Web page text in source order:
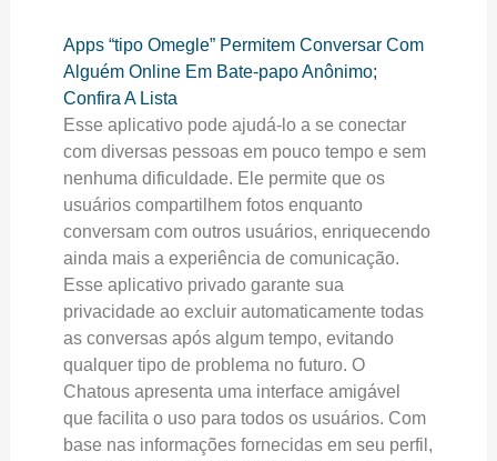
Apps “tipo Omegle” Permitem Conversar Com
Alguém Online Em Bate-papo Anônimo;
Confira A Lista
Esse aplicativo pode ajudá-lo a se conectar
com diversas pessoas em pouco tempo e sem
nenhuma dificuldade. Ele permite que os
usuários compartilhem fotos enquanto
conversam com outros usuários, enriquecendo
ainda mais a experiência de comunicação.
Esse aplicativo privado garante sua
privacidade ao excluir automaticamente todas
as conversas após algum tempo, evitando
qualquer tipo de problema no futuro. O
Chatous apresenta uma interface amigável
que facilita o uso para todos os usuários. Com
base nas informações fornecidas em seu perfil,